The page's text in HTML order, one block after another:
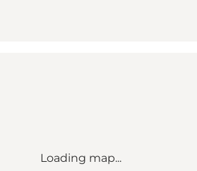
Loading map...